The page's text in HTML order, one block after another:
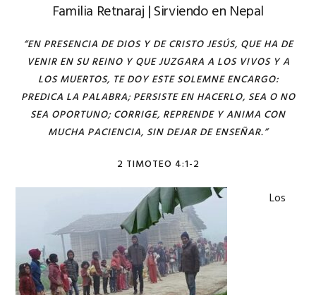
Familia Retnaraj | Sirviendo en Nepal
“EN PRESENCIA DE DIOS Y DE CRISTO JESÚS, QUE HA DE
VENIR EN SU REINO Y QUE JUZGARA A LOS VIVOS Y A
LOS MUERTOS, TE DOY ESTE SOLEMNE ENCARGO:
PREDICA LA PALABRA; PERSISTE EN HACERLO, SEA O NO
SEA OPORTUNO; CORRIGE, REPRENDE Y ANIMA CON
MUCHA PACIENCIA, SIN DEJAR DE ENSEÑAR.”
2 TIMOTEO 4:1-2
Los